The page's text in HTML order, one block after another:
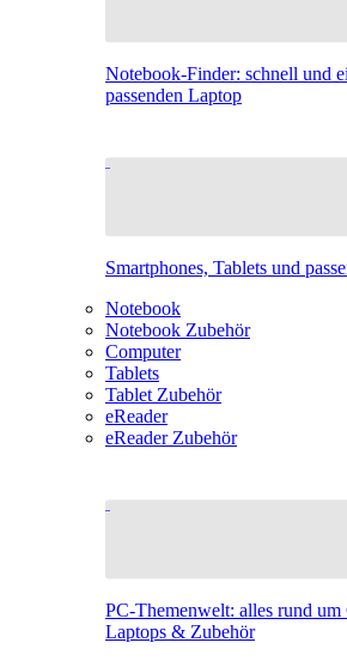
Notebook-Finder: schnell und
passenden Laptop
Smartphones, Tablets und
Notebook
Notebook Zubehör
Computer
Tablets
Tablet Zubehör
eReader
eReader Zubehör
PC-Themenwelt: alles rund um
Laptops & Zubehör